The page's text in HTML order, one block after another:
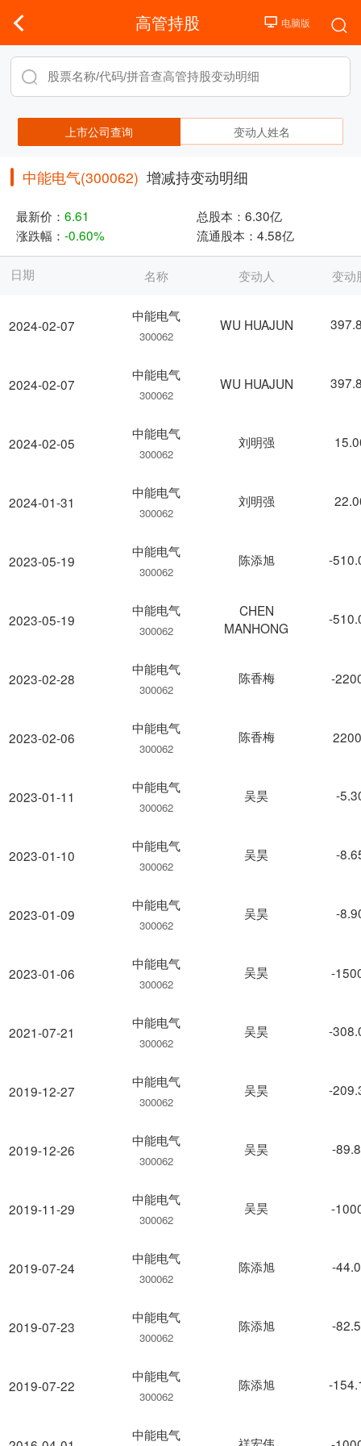
高管持股
上市公司查询 变动人姓名
中能电气(300062) 增减持变动明细
最新价： 6.61 总股本： 6.30亿
涨跌幅： -0.60% 流通股本： 4.58亿
日期
2024-02-07
2024-02-07
2024-02-05
2024-01-31
2023-05-19
2023-05-19
2023-02-28
2023-02-06
2023-01-11
2023-01-10
2023-01-09
2023-01-06
2021-07-21
2019-12-27
2019-12-26
2019-11-29
2019-07-24
2019-07-23
2019-07-22
名称 变动人 变动
中能电气
300062
WU HUAJUN
中能电气
300062
WU HUAJUN
中能电气
300062
刘明强
中能电气
300062
刘明强
中能电气
300062
陈添旭 -
中能电气
300062
CHEN
MANHONG
-
中能电气
300062
陈香梅 -
中能电气
300062
陈香梅
中能电气
300062
吴昊 -
中能电气
300062
吴昊 -
中能电气
300062
吴昊 -
中能电气
300062
吴昊 -
中能电气
300062
吴昊 -
中能电气
300062
吴昊 -
中能电气
300062
吴昊 -
中能电气
300062
吴昊 -
中能电气
300062
陈添旭 -
中能电气
300062
陈添旭 -
中能电气
300062
陈添旭 -
中能电气